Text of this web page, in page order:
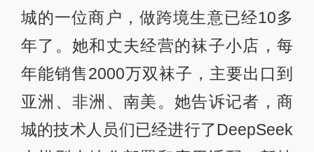
城的一位商户，做跨境生意已经10多
年了。她和丈夫经营的袜子小店，每
年能销售2000万双袜子，主要出口到
亚洲、非洲、南美。她告诉记者，商
城的技术人员们已经进行了DeepSeek